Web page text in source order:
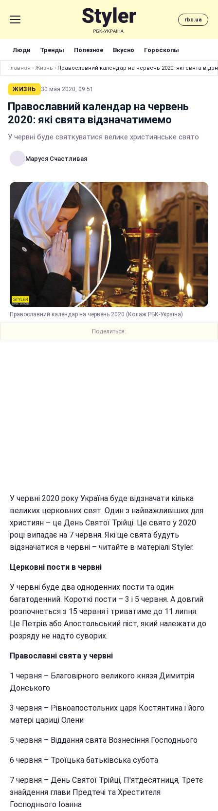
rbc.ua
Люди Тренды Полезное Вкусно Гороскопы
Главная › Жизнь › Православний календар на червень 2020: які свята
ЖИЗНЬ 30 мая 2020, 09:51
Православний календар на червень
2020: які свята відзначатимемо
У червні буде святкуватися велике християнське свято
Маруся Счастливая
Православний календар на червень 2020 (Колаж РБК-Україна)
Поделиться:
У червні 2020 року Україна буде відзначати кілька
великих церковних свят. Один з найважливіших для
християн – це День Святої Трійці. Це свято у 2020
році випадає на 7 червня. Які ще свята будуть
відзначатися в червні – читайте в матеріалі Styler.
Церковні пости в червні
У червні буде два одноденних пости та один
багатоденний. Короткі пости – 3 і 5 червня. А довгий
розпочнеться з 15 червня і триватиме до 11 липня.
Це Петрів або Апостольський піст, який належати до
розряду не надто суворих.
Православні свята у червні
1 червня – Благовірного великого князя Димитрія
Донського
3 червня – Рівноапостольних царя Костянтина і його
матері цариці Олени
5 червня – Віддання свята Вознесіння Господнього
6 червня – Троїцька батьківська субота
7 червня – День Святої Трійці, П'ятдесятниця, Третє
знайдення глави Предтечі та Хрестителя
Господнього Іоанна